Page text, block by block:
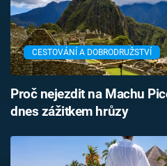
CESTOVÁNÍ A DOBRODRUŽSTVÍ
Proč nejezdit na Machu
dnes zážitkem hrůzy